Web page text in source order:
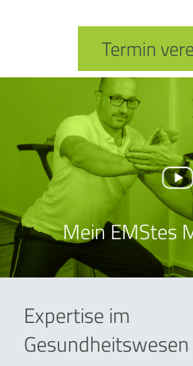
Termin
Mein EMStes
Expertise im
Gesundheitswesen